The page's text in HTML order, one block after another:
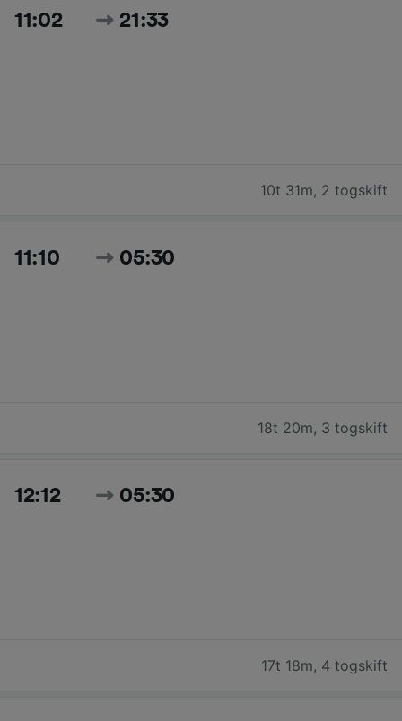
11:02 21:33
10t 31m, 2 togskift
11:10 05:30
18t 20m, 3 togskift
12:12 05:30
17t 18m, 4 togskift